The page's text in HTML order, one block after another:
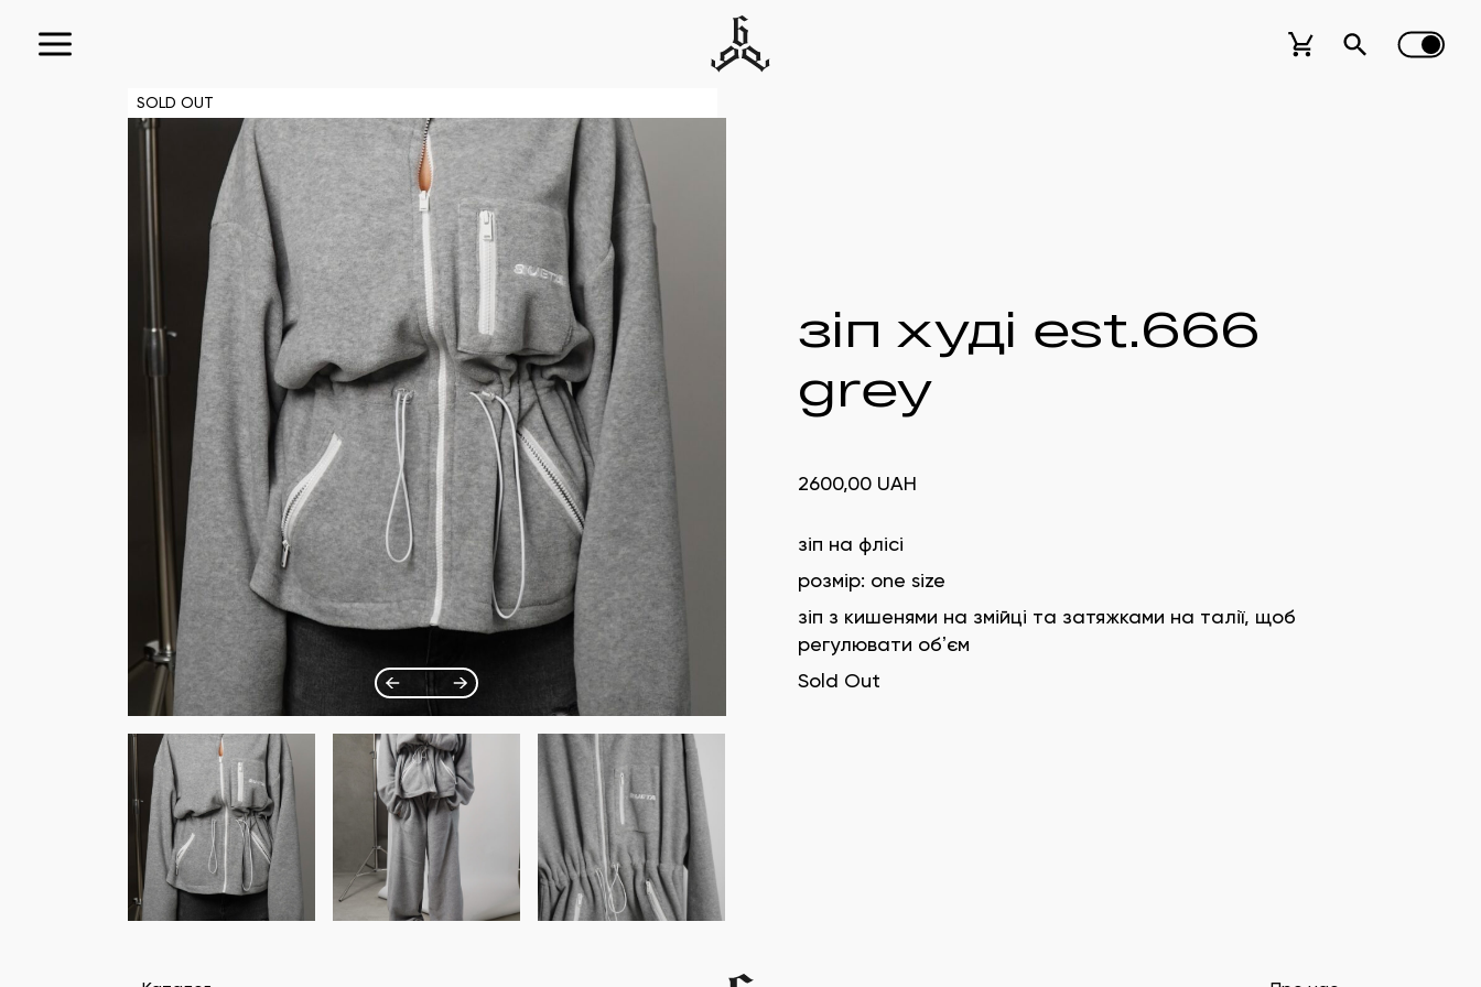
SOLD OUT
зіп худі est.666
grey
2600,00 UAH
зіп на флісі
розмір: one size
зіп з кишенями на змійці та затяжками на талії, щоб
регулювати обʼєм
Sold Out